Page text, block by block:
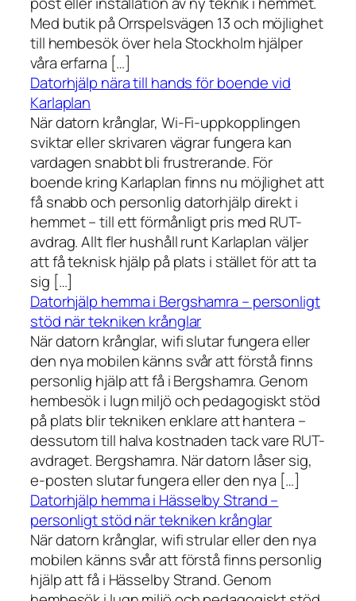
Med butik på Orrspelsvägen 13 och möjlighet
till hembesök över hela Stockholm hjälper
våra erfarna […]
Datorhjälp nära till hands för boende vid
Karlaplan
När datorn krånglar, Wi-Fi-uppkopplingen
sviktar eller skrivaren vägrar fungera kan
vardagen snabbt bli frustrerande. För
boende kring Karlaplan finns nu möjlighet att
få snabb och personlig datorhjälp direkt i
hemmet – till ett förmånligt pris med RUT-
avdrag. Allt fler hushåll runt Karlaplan väljer
att få teknisk hjälp på plats i stället för att ta
sig […]
Datorhjälp hemma i Bergshamra – personligt
stöd när tekniken krånglar
När datorn krånglar, wifi slutar fungera eller
den nya mobilen känns svår att förstå finns
personlig hjälp att få i Bergshamra. Genom
hembesök i lugn miljö och pedagogiskt stöd
på plats blir tekniken enklare att hantera –
dessutom till halva kostnaden tack vare RUT-
avdraget. Bergshamra. När datorn låser sig,
e-posten slutar fungera eller den nya […]
Datorhjälp hemma i Hässelby Strand –
personligt stöd när tekniken krånglar
När datorn krånglar, wifi strular eller den nya
mobilen känns svår att förstå finns personlig
hjälp att få i Hässelby Strand. Genom